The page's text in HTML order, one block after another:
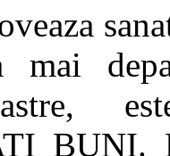
mai
BUNI.